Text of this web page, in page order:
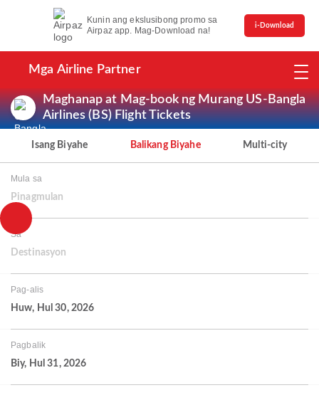
Kunin ang ekslusibong promo sa
Airpaz app. Mag-Download na!
i-Download
Mga Airline Partner
Maghanap at Mag-book ng Murang US-Bangla
Airlines (BS) Flight Tickets
Isang Biyahe Balikang Biyahe Multi-city
Mula sa
Pinagmulan
Sa
Destinasyon
Pag-alis
Huw, Hul 30, 2026
Pagbalik
Biy, Hul 31, 2026